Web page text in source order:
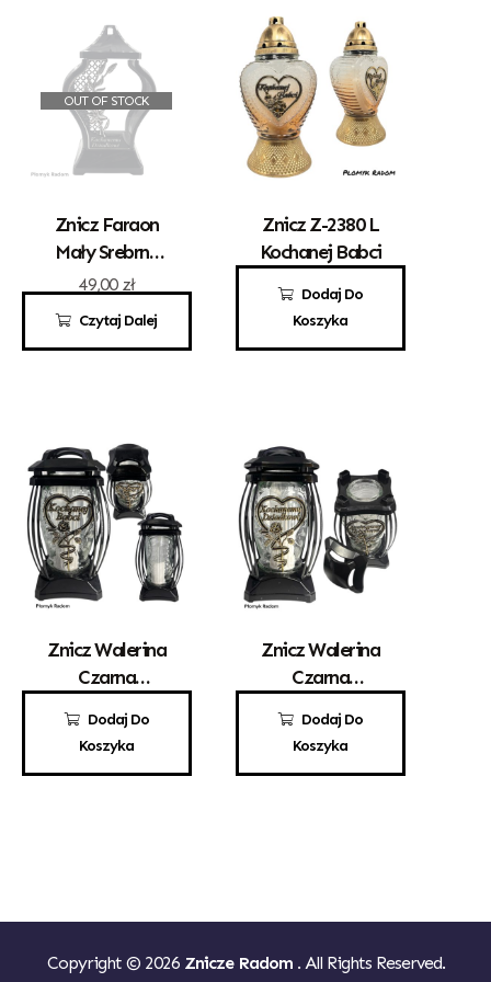
OUT OF STOCK
Czytaj Dalej
Znicz Faraon
Mały Srebrny
Kochanemu
49,00 zł
Dodaj Do
Koszyka
Znicz Z-2380 L
Kochanej Babci
23,50 zł
Dodaj Do
Koszyka
Znicz Walerina
Czarna
29,00 zł
Dodaj Do
Koszyka
Znicz Walerina
Czarna
Dziadkowi
29,00 zł
Copyright © 2026 Znicze Radom . All Rights Reserved.